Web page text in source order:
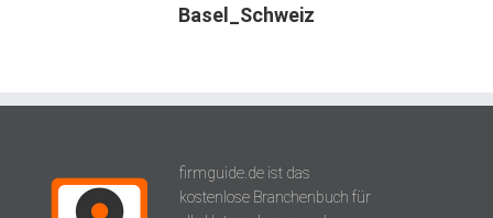
Basel_Schweiz
firmguide.de ist das
kostenlose Branchenbuch für